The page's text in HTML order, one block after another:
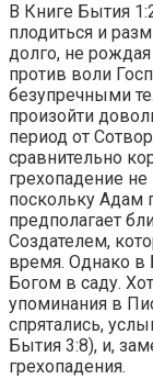
В Книге Бытия
плодиться и
долго, не
против воли
безупречными
произойти
период от
сравнительно
грехопадение
поскольку Адам
предполагает
Создателем,
время. Однако в
Богом в саду.
упоминания в
спрятались,
Бытия 3:8), и,
грехопадения.